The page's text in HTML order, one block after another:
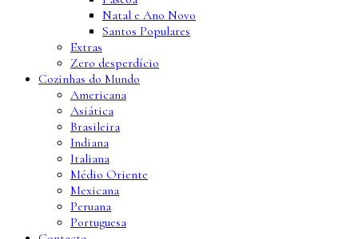
Natal e Ano Novo
Santos Populares
Extras
Zero desperdício
Cozinhas do Mundo
Americana
Asiática
Brasileira
Indiana
Italiana
Médio Oriente
Mexicana
Peruana
Portuguesa